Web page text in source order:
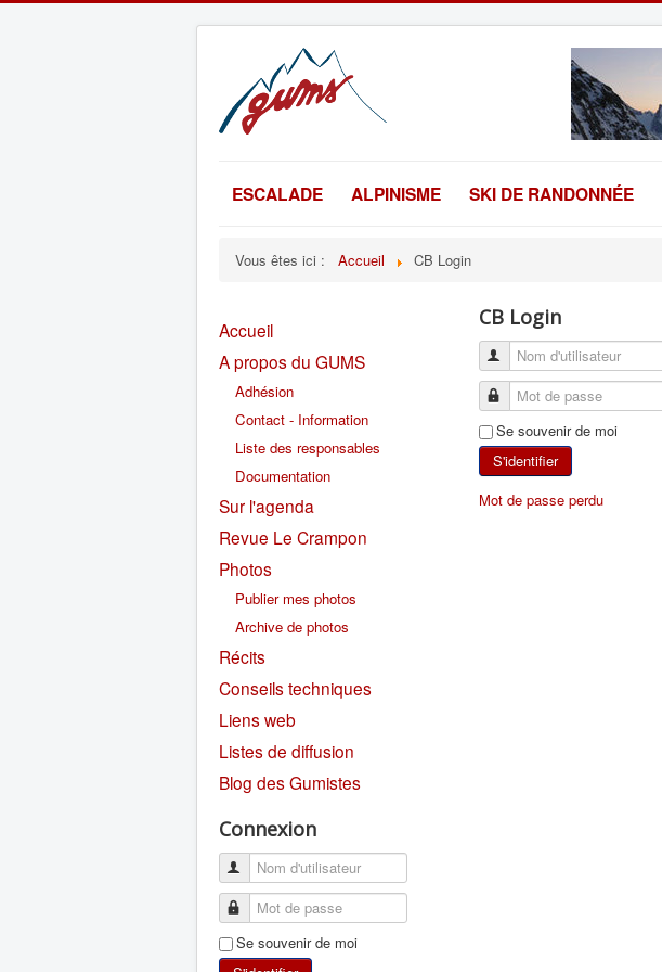
ESCALADE ALPINISME SKI DE RANDONNÉE
Vous êtes ici : Accueil CB Login
Accueil
A propos du GUMS
Adhésion
Contact - Information
Liste des responsables
Documentation
Sur l'agenda
Revue Le Crampon
Photos
Publier mes photos
Archive de photos
Récits
Conseils techniques
Liens web
Listes de diffusion
Blog des Gumistes
Connexion
Se souvenir de moi
CB Login
Se souvenir de moi
S'identifier
Mot de passe perdu